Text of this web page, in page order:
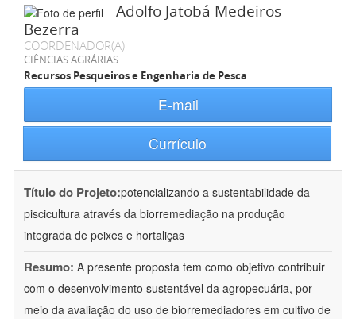
Adolfo Jatobá Medeiros
Bezerra
COORDENADOR(A)
CIÊNCIAS AGRÁRIAS
Recursos Pesqueiros e Engenharia de Pesca
E-mail
Currículo
Título do Projeto:potencializando a sustentabilidade da
piscicultura através da biorremediação na produção
integrada de peixes e hortaliças
Resumo: A presente proposta tem como objetivo contribuir
com o desenvolvimento sustentável da agropecuária, por
meio da avaliação do uso de biorremediadores em cultivo de